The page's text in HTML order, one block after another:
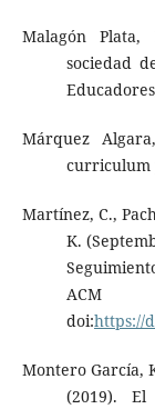
Malagón
sociedad
Márquez
curriculum
Martínez, C.,
K.
doi:https://
Montero García,
(2019).